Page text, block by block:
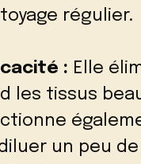
régulier.
: Elle
les tissus
un peu